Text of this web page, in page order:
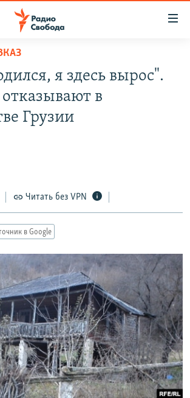
НА РАССЫЛКУ
я здесь вырос".
в
Грузии
Читать без VPN
в Google